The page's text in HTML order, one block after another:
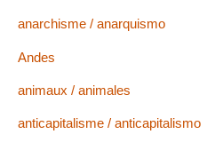
anarchisme / anarquismo
Andes
animaux / animales
anticapitalisme / anticapitalismo